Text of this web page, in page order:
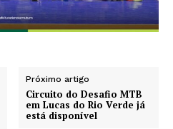
Próximo artigo
Circuito do Desafio MTB
em Lucas do Rio Verde já
está disponível